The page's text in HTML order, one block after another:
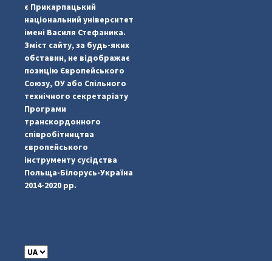
#PipIvanToday
pimrec_project
є Прикарпацький
національний університет
імені Василя Стефаника.
Зміст сайту, за будь-яких
обставин, не відображає
позицію Європейського
Союзу, ОУ або Спільного
технічного секретаріату
Програми
транскордонного
співробітництва
європейського
інструменту сусідства
Польща-Білорусь-Україна
2014-2020 рр.
C